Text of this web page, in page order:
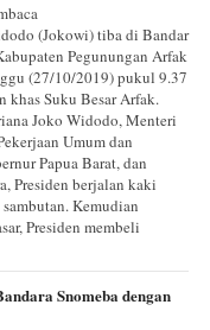
(Jokowi) tiba di Bandar
Pegunungan Arfak
(27/10/2019) pukul 9.37
khas Suku Besar Arfak.
Joko Widodo, Menteri
Umum dan
Papua Barat, dan
Presiden berjalan kaki
Kemudian
Presiden membeli
Snomeba dengan